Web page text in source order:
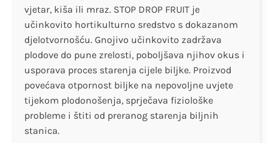
vjetar, kiša ili mraz. STOP DROP FRUIT je
učinkovito hortikulturno sredstvo s dokazanom
djelotvornošću. Gnojivo učinkovito zadržava
plodove do pune zrelosti, poboljšava njihov okus i
usporava proces starenja cijele biljke. Proizvod
povećava otpornost biljke na nepovoljne uvjete
tijekom plodonošenja, sprječava fiziološke
probleme i štiti od preranog starenja biljnih
stanica.